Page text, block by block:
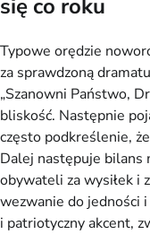
się co roku
Typowe orędzie
za sprawdzoną
„Szanowni Państwo,
bliskość. Następnie
często podkreślenie,
Dalej następuje bilans
obywateli za wysiłek i
wezwanie do jedności
i patriotyczny akcent,